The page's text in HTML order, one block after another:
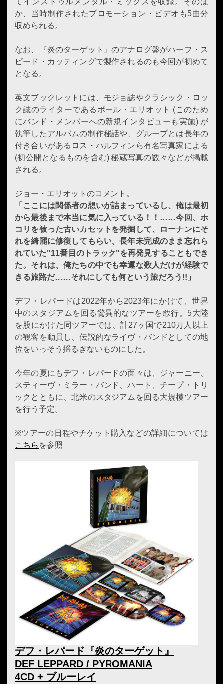
か、当時制作されたプロモーション・ビデオも5曲分
収められる。
なお、『炎のターゲット』のアナログ盤がハーフ・ス
ピード・カッティングで製作されるのも今回が初めて
となる。
英文ブックレットには、モジョ誌やクラシック・ロッ
ク誌のライターであるポール・エリオット (このため
にバンド・メンバーへの新規インタビューも実施) が
執筆したアルバムの制作秘話や、グループとは長年の
付き合いがあるロス・ハルフィンら有名写真家による
(初公開となるものを含む) 秘蔵写真の数々などが掲載
される。
ジョー・エリオットのコメント。
「ここには関係者の想いが詰まっているし、俺は最初
から最後まで本当に気に入っている！！……今回、ホ
コリを被った古いカセットを発掘して、ローナンにそ
れを綺麗に修復してもらい、長年未完成のまま忘れら
れていた"11番目のトラック"を再発見することもでき
た。それは、俺たちの中でも幸運な数人だけが経験で
きる旅路だ……それにしても何という旅だろう!!」
デフ・レパードは2022年から2023年にかけて、世界
中のスタジアムを回る驚異的なツアーを敢行。5大陸
を股にかけた同ツアーでは、計27ヶ国で210万人以上
の観客を動員し、伝説的なライヴ・バンドとしての地
位をいっそう揺るぎないものにした。
今年の夏にもデフ・レパードの面々は、ジャーニー、
スティーヴ・ミラー・バンド、ハート、チープ・トリ
ックとともに、北米のスタジアムを回る大規模ツアー
を行う予定。
※ツアーの日程やチケット購入などの詳細については
こちら を参照
デフ・レパード『炎のターゲット』
DEF LEPPARD / PYROMANIA
4CD + ブルーレイ